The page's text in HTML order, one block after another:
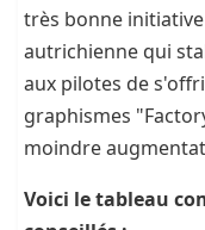
très bonne
autrichienne qui
aux pilotes de
graphismes
moindre
Voici le tableau